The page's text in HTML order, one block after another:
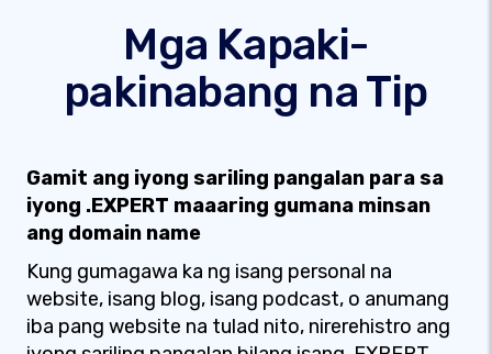
Mga Kapaki-
pakinabang na Tip
Gamit ang iyong sariling pangalan para sa
iyong .EXPERT maaaring gumana minsan
ang domain name
Kung gumagawa ka ng isang personal na
website, isang blog, isang podcast, o anumang
iba pang website na tulad nito, nirerehistro ang